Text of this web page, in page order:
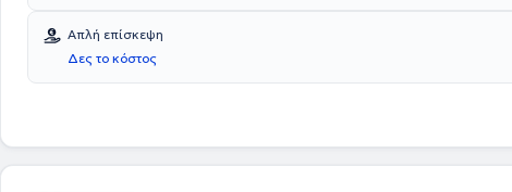
Απλή επίσκεψη
Δες το κόστος